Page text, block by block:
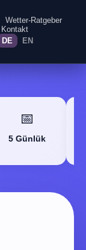
Wetter-Ratgeber
Kontakt
DE EN
📅
5 Günlük